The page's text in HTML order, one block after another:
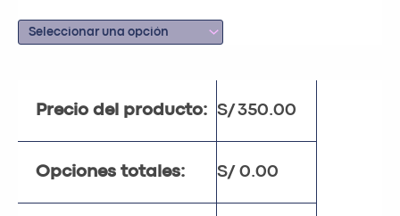
Precio del producto: S/350.00
Opciones totales: S/ 0.00